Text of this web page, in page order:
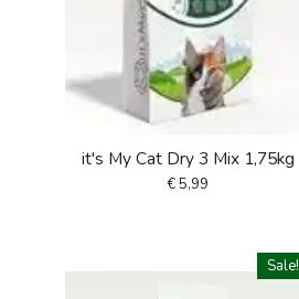
it's My Cat Dry 3 Mix 1,75kg
€ 5,99
Sale!